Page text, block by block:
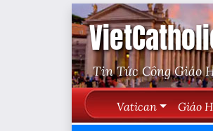
Tin Tức Công Giáo
Vatican Giáo